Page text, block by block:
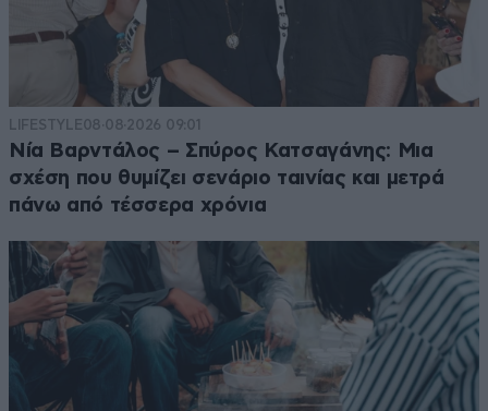
LIFESTYLE08·08·2026 09:01
Νία Βαρντάλος – Σπύρος Κατσαγάνης: Μια
σχέση που θυμίζει σενάριο ταινίας και μετρά
πάνω από τέσσερα χρόνια